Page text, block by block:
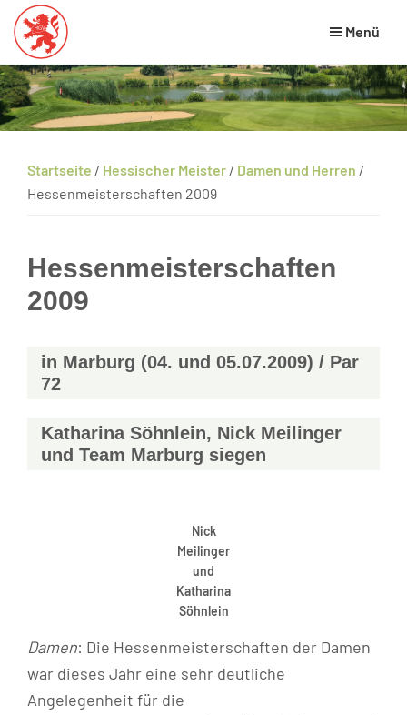
Skip
to
main
content
Zur
Hauptsidebar
springen
Zur
Fußzeile
springen
Hessischer
Golfverband
HGV
Website
Menü
Startseite / Hessischer Meister / Damen und Herren /
Hessenmeisterschaften 2009
Hessenmeisterschaften
2009
in Marburg (04. und 05.07.2009) / Par
72
Katharina Söhnlein, Nick Meilinger
und Team Marburg siegen
Nick
Meilinger
und
Katharina
Söhnlein
Damen: Die Hessenmeisterschaften der Damen
war dieses Jahr eine sehr deutliche
Angelegenheit für die